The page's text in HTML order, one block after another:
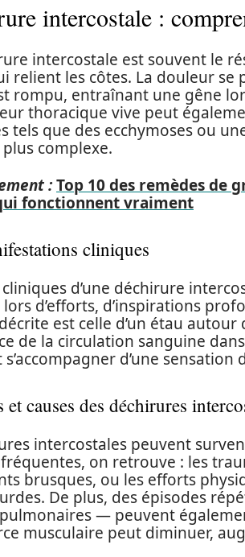
intercostale :
intercostale est souvent le
relient les côtes. La douleur
rompu, entraînant une gêne
thoracique vive peut
tels que des ecchymoses ou
complexe.
:Top 10 des remèdes de
fonctionnent vraiment
cliniques
cliniques d’une déchirure
lors d’efforts, d’inspirations
est celle d’un étau
de la circulation sanguine
d’une
causes des déchirures
intercostales peuvent
fréquentes, on retrouve : les
brusques, ou les efforts
De plus, des épisodes
— peuvent
musculaire peut diminuer,